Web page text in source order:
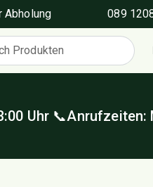
Abholung 089
:00 Uhr 📞Anrufzeiten: